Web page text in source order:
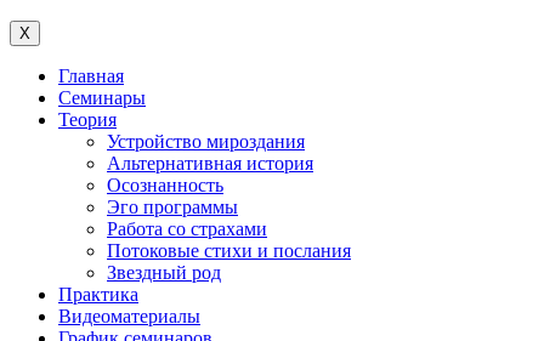
X
Главная
Семинары
Теория
Устройство мироздания
Альтернативная история
Осознанность
Эго программы
Работа со страхами
Потоковые стихи и послания
Звездный род
Практика
Видеоматериалы